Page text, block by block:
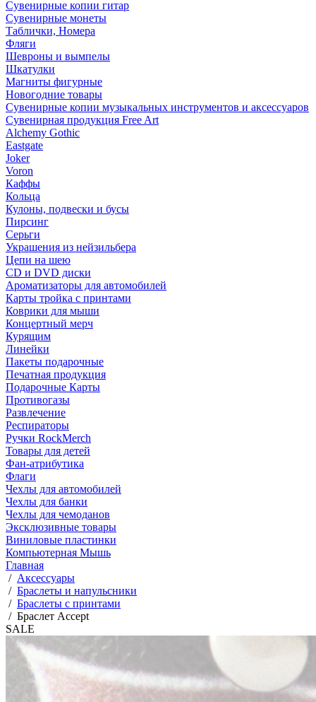
Сувенирные копии гитар
Сувенирные монеты
Таблички, Номера
Фляги
Шевроны и вымпелы
Шкатулки
Магниты фигурные
Новогодние товары
Сувенирные копии музыкальных инструментов и аксессуаров
Сувенирная продукция Free Art
Alchemy Gothic
Eastgate
Joker
Voron
Каффы
Кольца
Кулоны, подвески и бусы
Пирсинг
Серьги
Украшения из нейзильбера
Цепи на шею
CD и DVD диски
Ароматизаторы для автомобилей
Карты тройка с принтами
Коврики для мыши
Концертный мерч
Курящим
Линейки
Пакеты подарочные
Печатная продукция
Подарочные Карты
Противогазы
Развлечение
Респираторы
Ручки RockMerch
Товары для детей
Фан-атрибутика
Флаги
Чехлы для автомобилей
Чехлы для банки
Чехлы для чемоданов
Эксклюзивные товары
Виниловые пластинки
Компьютерная Мышь
Главная
/ Аксессуары
/ Браслеты и напульсники
/ Браслеты с принтами
/ Браслет Accept
SALE